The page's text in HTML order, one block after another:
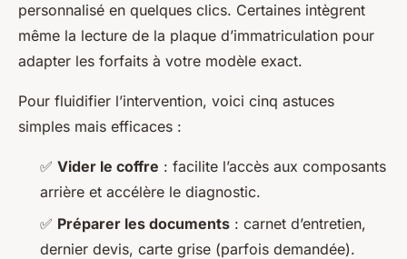
personnalisé en quelques clics. Certaines intègrent
même la lecture de la plaque d’immatriculation pour
adapter les forfaits à votre modèle exact.
Pour fluidifier l’intervention, voici cinq astuces
simples mais efficaces :
✅ Vider le coffre : facilite l’accès aux composants
arrière et accélère le diagnostic.
✅ Préparer les documents : carnet d’entretien,
dernier devis, carte grise (parfois demandée).